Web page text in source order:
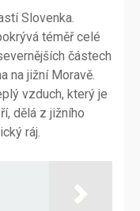
Slovenka.
téměř celé
částech
na jižní Moravě.
vzduch, který je
dělá z jižního
ráj.